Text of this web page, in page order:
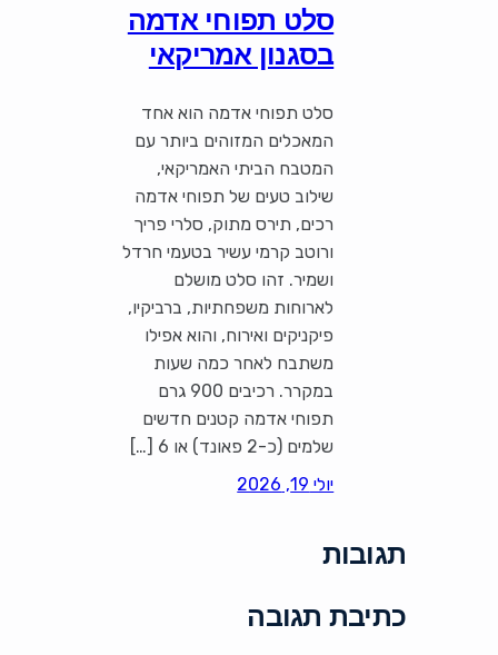
סלט תפוחי אדמה
בסגנון אמריקאי
סלט תפוחי אדמה הוא אחד
המאכלים המזוהים ביותר עם
המטבח הביתי האמריקאי,
שילוב טעים של תפוחי אדמה
רכים, תירס מתוק, סלרי פריך
ורוטב קרמי עשיר בטעמי חרדל
ושמיר. זהו סלט מושלם
לארוחות משפחתיות, ברביקיו,
פיקניקים ואירוח, והוא אפילו
משתבח לאחר כמה שעות
במקרר. רכיבים 900 גרם
תפוחי אדמה קטנים חדשים
שלמים (כ-2 פאונד) או 6 […]
יולי 19, 2026
תגובות
כתיבת תגובה